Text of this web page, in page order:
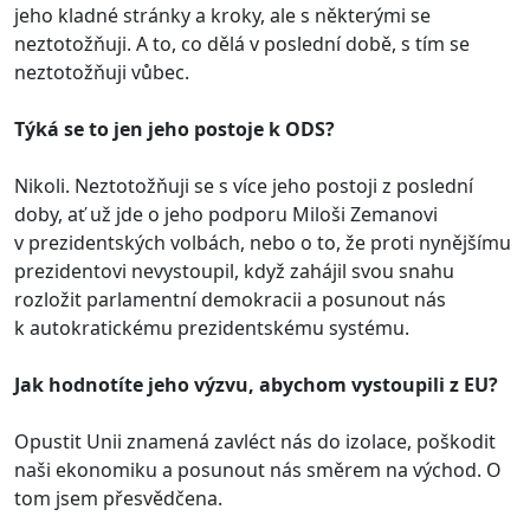
jeho kladné stránky a kroky, ale s některými se
neztotožňuji. A to, co dělá v poslední době, s tím se
neztotožňuji vůbec.
Týká se to jen jeho postoje k ODS?
Nikoli. Neztotožňuji se s více jeho postoji z poslední
doby, ať už jde o jeho podporu Miloši Zemanovi
v prezidentských volbách, nebo o to, že proti nynějšímu
prezidentovi nevystoupil, když zahájil svou snahu
rozložit parlamentní demokracii a posunout nás
k autokratickému prezidentskému systému.
Jak hodnotíte jeho výzvu, abychom vystoupili z EU?
Opustit Unii znamená zavléct nás do izolace, poškodit
naši ekonomiku a posunout nás směrem na východ. O
tom jsem přesvědčena.